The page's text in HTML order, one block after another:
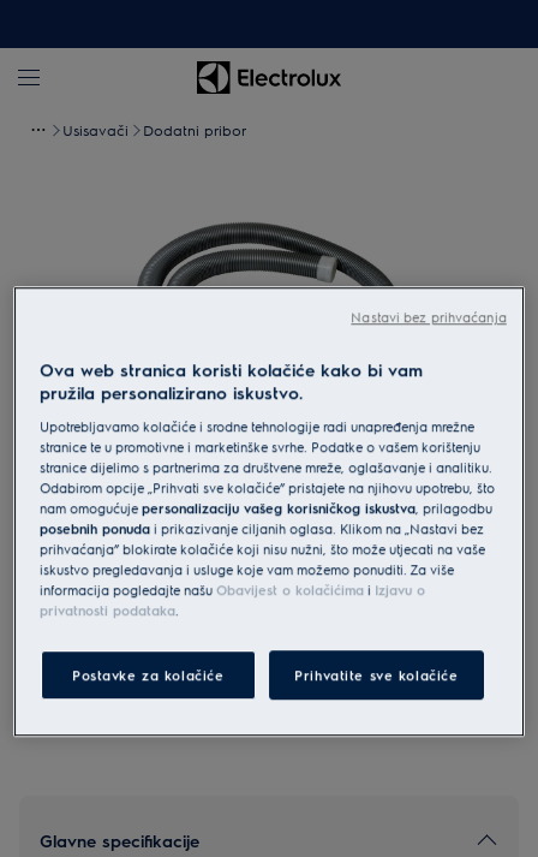
Usisavači Dodatni pribor
Povećaj
FL180
FL180
0 (0)
Glavne specifikacije
Ova web stranica koristi kolačiće kako bi vam
pružila personalizirano iskustvo.
Upotrebljavamo kolačiće i srodne tehnologije radi unapređenja mrežne
stranice te u promotivne i marketinške svrhe. Podatke o vašem korištenju
stranice dijelimo s partnerima za društvene mreže, oglašavanje i analitiku.
Odabirom opcije „Prihvati sve kolačiće” pristajete na njihovu upotrebu, što
nam omogućujepersonalizaciju vašeg korisničkog iskustva, prilagodbu
posebnih ponuda i prikazivanje ciljanih oglasa. Klikom na „Nastavi bez
prihvaćanja” blokirate kolačiće koji nisu nužni, što može utjecati na vaše
iskustvo pregledavanja i usluge koje vam možemo ponuditi. Za više
informacija pogledajte našuObavijest o kolačićima i Izjavu o
privatnosti podataka.
Postavke za kolačiće Prihvatite sve kolačiće
Nastavi bez prihvaćanja